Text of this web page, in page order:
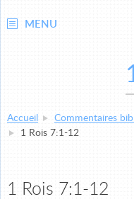
MENU
Accueil Commentaires
1 Rois 7:1-12
1 Rois 7:1-12